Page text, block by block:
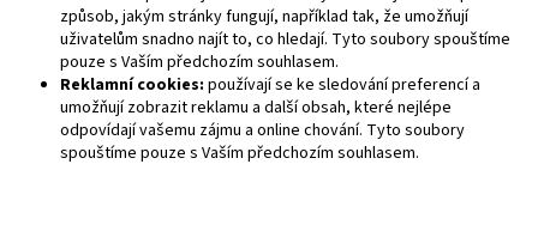
způsob, jakým stránky fungují, například tak, že umožňují
uživatelům snadno najít to, co hledají. Tyto soubory spouštíme
pouze s Vaším předchozím souhlasem.
Reklamní cookies: používají se ke sledování preferencí a
umožňují zobrazit reklamu a další obsah, které nejlépe
odpovídají vašemu zájmu a online chování. Tyto soubory
spouštíme pouze s Vaším předchozím souhlasem.